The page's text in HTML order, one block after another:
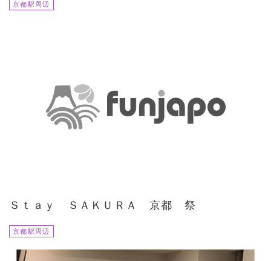
京都駅周辺
Ｓｔａｙ ＳＡＫＵＲＡ 京都 祭
京都駅周辺